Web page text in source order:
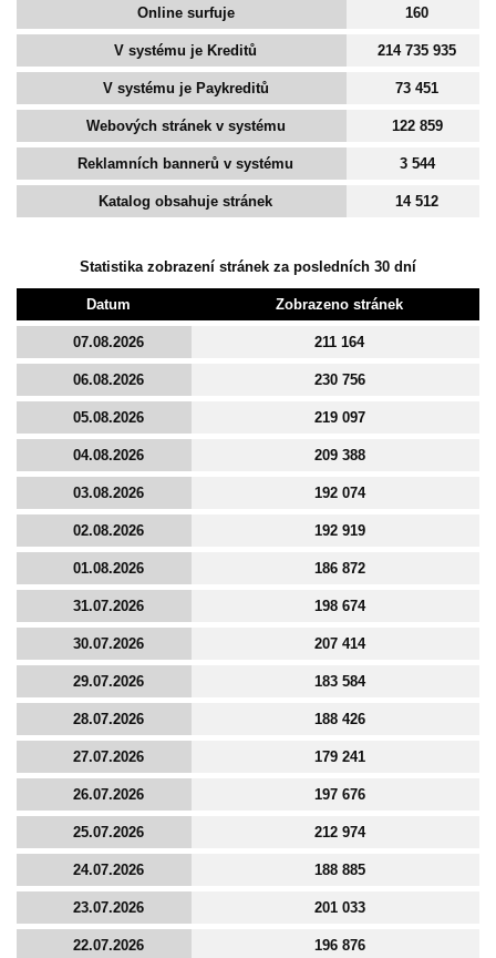
Online surfuje 160
V systému je Kreditů 214 735 935
V systému je Paykreditů 73 451
Webových stránek v systému 122 859
Reklamních bannerů v systému 3 544
Katalog obsahuje stránek 14 512
Statistika zobrazení stránek za posledních 30 dní
Datum Zobrazeno stránek
07.08.2026 211 164
06.08.2026 230 756
05.08.2026 219 097
04.08.2026 209 388
03.08.2026 192 074
02.08.2026 192 919
01.08.2026 186 872
31.07.2026 198 674
30.07.2026 207 414
29.07.2026 183 584
28.07.2026 188 426
27.07.2026 179 241
26.07.2026 197 676
25.07.2026 212 974
24.07.2026 188 885
23.07.2026 201 033
22.07.2026 196 876